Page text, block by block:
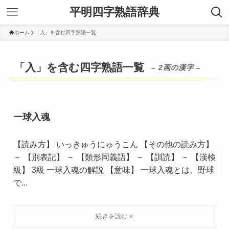
平明四字熟語辞典
ホーム 「入」を含む四字熟語一覧
「入」を含む四字熟語一覧 – 2画の漢字 –
一球入魂
【読み方】 いっきゅうにゅうこん 【その他の読み方】
－ 【別表記】 － 【類形同義語】 － 【訓読】 － 【漢検
級】 3級 一球入魂の解説 【意味】 一球入魂とは、野球
で...